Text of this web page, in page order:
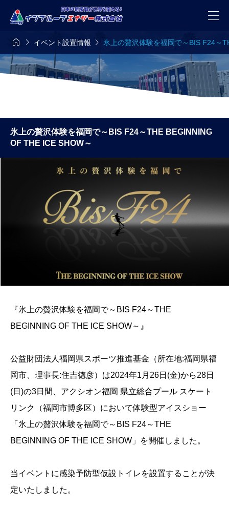
  イベント設置情報  氷上の贅沢体験を福岡で～BIS F24～
氷上の贅沢体験を福岡で～BIS F24～THE BEGINNING
OF THE ICE SHOW～
『氷上の贅沢体験を福岡で～BIS F24～THE
BEGINNING OF THE ICE SHOW～』
公益財団法人福岡県スポーツ推進基金（所在地:福岡県福
岡市、理事長:住吉徳彦）は2024年1月26日(金)から28日
(日)の3日間、アクシオン福岡 県立総合プール スケート
リンク（福岡市博多区）において体験型アイスショー
「氷上の贅沢体験を福岡で～BIS F24～THE
BEGINNING OF THE ICE SHOW」を開催しました。
当イベントに感染予防型仮設トイレを設置することが決
定いたしました。